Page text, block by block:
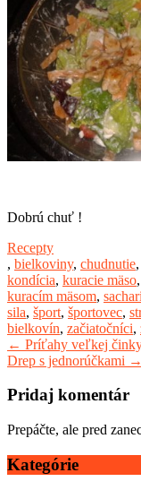
Dobrú chuť !
Recepty
, bielkoviny, chudnutie,
kondícia, kuracie mäso,
kuracím mäsom,
sila, šport, športovec,
bielkovín, začiatočníci,
Post
navigation
← Príťahy veľkej
Drep s jednorúčkami →
Pridaj komentár
Prepáčte, ale pred
Kategórie